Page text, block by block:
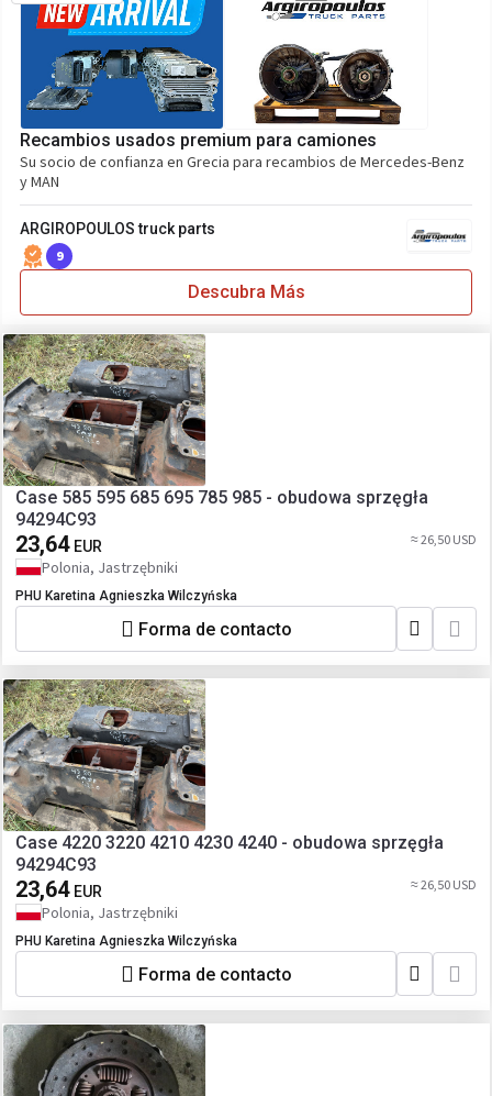
Recambios usados premium para camiones
Su socio de confianza en Grecia para recambios de Mercedes-Benz
y MAN
ARGIROPOULOS truck parts
9
Descubra Más
Case 585 595 685 695 785 985 - obudowa sprzęgła
94294C93
23,64 EUR ≈ 26,50 USD
Polonia, Jastrzębniki
PHU Karetina Agnieszka Wilczyńska
Forma de contacto
Case 4220 3220 4210 4230 4240 - obudowa sprzęgła
94294C93
23,64 EUR ≈ 26,50 USD
Polonia, Jastrzębniki
PHU Karetina Agnieszka Wilczyńska
Forma de contacto